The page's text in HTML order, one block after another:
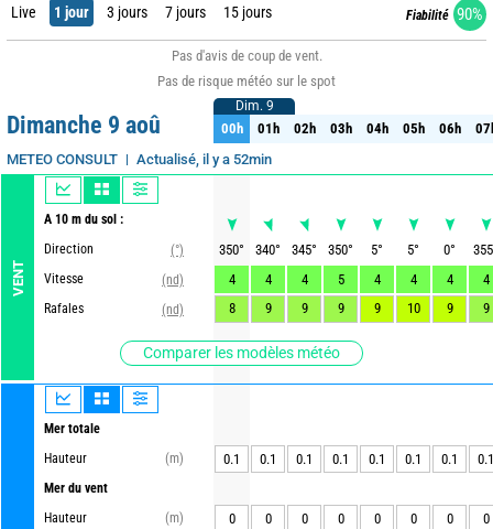
Live 1 jour 3 jours 7 jours 15 jours Fiabilité 90%
Pas d'avis de coup de vent.
Pas de risque météo sur le spot
Dimanche 9 aoû
METEO CONSULT Actualisé, il y a 52min
VENT
A 10 m du sol :
Direction
(°)
Vitesse
(nd)
Rafales
(nd)
Comparer les modèles météo
Mer totale
Hauteur
(m)
Mer du vent
Hauteur
(m)
Dim. 9
00h 01h 02h 03h 04h 05h 06h
Dim. 9
00h 01h 02h 03h 04h 05h 06h
350° 340° 345° 350° 5° 5° 0°
355
4
4 4 5 4 4 4
4
8
9 9 9 9 10 9 9
0.1 0.1 0.1 0.1 0.1 0.1 0.1 0.1
0 0 0 0 0 0 0 0